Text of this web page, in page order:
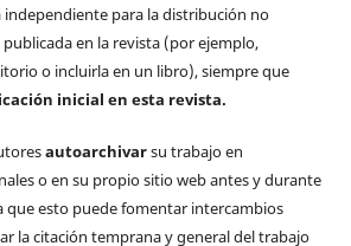
independiente para la distribución no
en la revista (por ejemplo,
o incluirla en un libro), siempre que
inicial en esta revista.
autoarchivarsu trabajo en
o en su propio sitio web antes y durante
que esto puede fomentar intercambios
la citación temprana y general del trabajo